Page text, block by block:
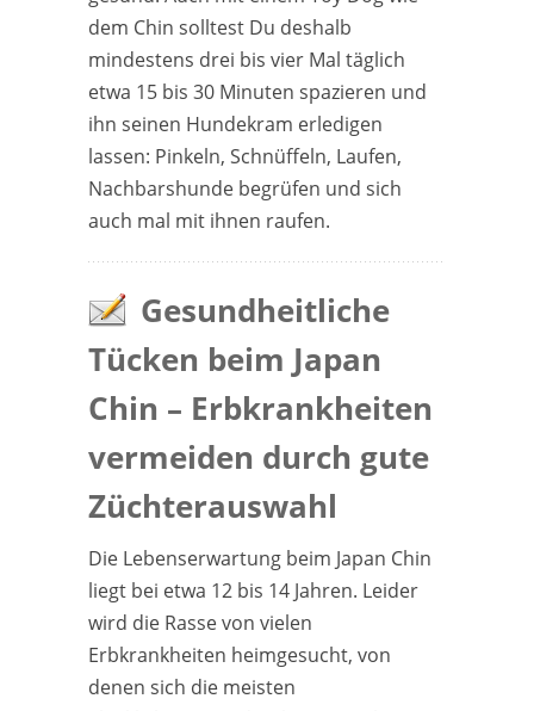
dem Chin solltest Du deshalb
mindestens drei bis vier Mal täglich
etwa 15 bis 30 Minuten spazieren und
ihn seinen Hundekram erledigen
lassen: Pinkeln, Schnüffeln, Laufen,
Nachbarshunde begrüfen und sich
auch mal mit ihnen raufen.
Gesundheitliche
Tücken beim Japan
Chin – Erbkrankheiten
vermeiden durch gute
Züchterauswahl
Die Lebenserwartung beim Japan Chin
liegt bei etwa 12 bis 14 Jahren. Leider
wird die Rasse von vielen
Erbkrankheiten heimgesucht, von
denen sich die meisten